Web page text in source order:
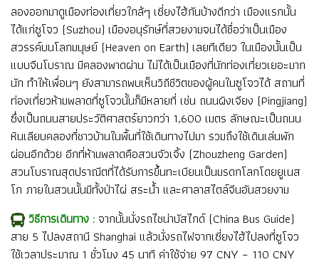
ลองออกมาดูเมืองท่องเที่ยวใกล้ๆ เซี่ยงไฮ้กันบ้างดีกว่า เมืองแรกนั้น
ได้แก่ซูโจว (Suzhou) เมืองอนุรักษ์ที่สวยงามจนได้ชื่อว่าเป็นเมือง
สวรรค์บนโลกมนุษย์ (Heaven on Earth) เลยทีเดียว ในเมืองนั้นเป็น
แบบจีนโบราณ มีคลองพาดผ่าน ไม่ได้เป็นเมืองที่นักท่องเที่ยวเยอะมาก
นัก ทำให้เพื่อนๆ ยังสามารถพบเห็นวิถีชีวิตของผู้คนในซูโจวได้ สถานที่
ท่องเที่ยวห้ามพลาดที่ซูโจวนั้นก็มีหลายที่ เช่น ถนนผิงเจียง (Pingjiang)
ซึ่งเป็นถนนสายประวัติศาสตร์ยาวกว่า 1,600 เมตร ลักษณะเป็นถนน
หินเลียบคลองที่ชาวบ้านในพื้นที่ใช้เดินทางไปมา รวมถึงใช้เดินเล่นพัก
ผ่อนอีกด้วย อีกที่ห้ามพลาดคือสวนจัวเจิ้ง (Zhouzheng Garden)
สวนโบราณสุดปราณีตที่ได้รับการขึ้นทะเบียนเป็นมรดกโลกโดยยูเนส
โก ภายในสวนนั้นมีทั้งป่าไผ่ สระน้ำ และศาลาสไตล์จีนอันสวยงาม
วิธีการเดินทาง : จากนั้นนั่งรถไชน่าบัสไกด์ (China Bus Guide)
สาย 5 ไปลงสถานี Shanghai แล้วนั่งรถไฟจากเซี่ยงไฮ้ไปลงที่ซูโจว
ใช้เวลาประมาณ 1 ชั่วโมง 45 นาที ค่าใช้จ่าย 97 CNY – 110 CNY